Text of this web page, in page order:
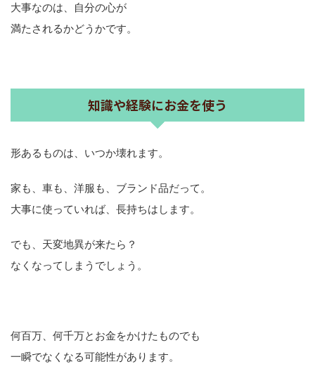
大事なのは、自分の心が
満たされるかどうかです。
知識や経験にお金を使う
形あるものは、いつか壊れます。
家も、車も、洋服も、ブランド品だって。
大事に使っていれば、長持ちはします。
でも、天変地異が来たら？
なくなってしまうでしょう。
何百万、何千万とお金をかけたものでも
一瞬でなくなる可能性があります。